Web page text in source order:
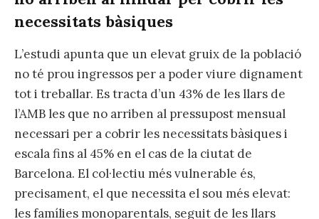
necessitats bàsiques
L’estudi apunta que un elevat gruix de la població
no té prou ingressos per a poder viure dignament
tot i treballar. Es tracta d’un 43% de les llars de
l’AMB les que no arriben al pressupost mensual
necessari per a cobrir les necessitats bàsiques i
escala fins al 45% en el cas de la ciutat de
Barcelona. El col·lectiu més vulnerable és,
precisament, el que necessita el sou més elevat:
les famílies monoparentals, seguit de les llars